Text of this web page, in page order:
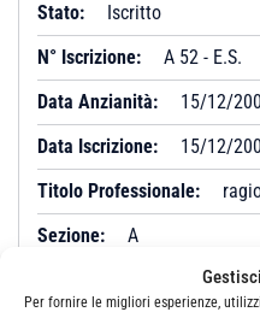
Per fornire le migliori esperienze,
Stato:
Iscritto
N° Iscrizione:
A 52 - E.S.
Data Anzianità:
15/12/
Data Iscrizione:
15/12/
Titolo Professionale:
Sezione:
A
Si